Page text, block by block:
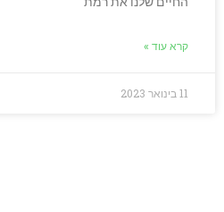
קרא עוד »
11 בינואר 2023